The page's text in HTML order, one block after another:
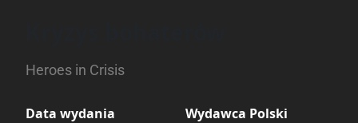
Heroes in Crisis
Data wydania
Wydawca Polski